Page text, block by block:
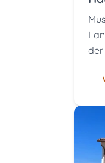
der